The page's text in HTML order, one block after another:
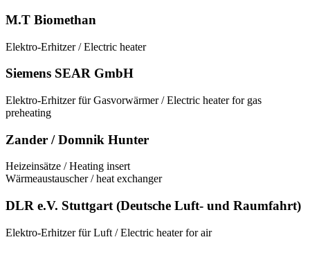
M.T Biomethan
Elektro-Erhitzer / Electric heater
Siemens SEAR GmbH
Elektro-Erhitzer für Gasvorwärmer / Electric heater for gas
preheating
Zander / Domnik Hunter
Heizeinsätze / Heating insert
Wärmeaustauscher / heat exchanger
DLR e.V. Stuttgart (Deutsche Luft- und Raumfahrt)
Elektro-Erhitzer für Luft / Electric heater for air